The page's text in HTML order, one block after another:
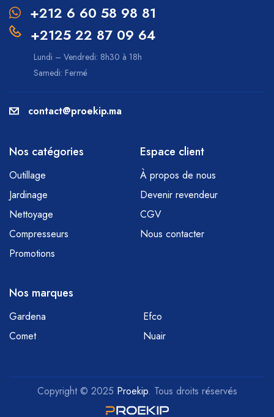
+212 6 60 58 98 81
+2125 22 87 09 64
Lundi – Vendredi: 8h30 à 18h
Samedi: Fermé
contact@proekip.ma
Nos catégories
Outillage
Jardinage
Nettoyage
Compresseurs
Promotions
Espace client
À propos de nous
Devenir revendeur
CGV
Nous contacter
Nos marques
Gardena
Efco
Comet
Nuair
Copyright © 2025 Proekip. Tous droits réservés